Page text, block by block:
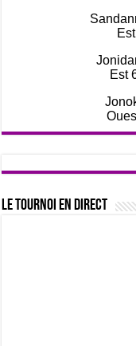
Est
Le tournoi en direct